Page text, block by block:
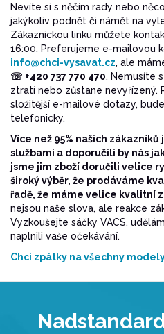
Nevíte si s něčím rady nebo
jakýkoliv podnět či námět na
Zákaznickou linku můžete
16:00. Preferujeme e-mailovou
info@chci-vysavat.cz, ale
☏ +420 737 770 470. Nemusíte
ztratí nebo zůstane nevyřízený.
složitější e-mailové dotazy,
telefonicky.
Více než 95% našich
službami a doporučili by nás
jsme jim zboží doručili velice
široký výběr, že prodáváme
řadě, že máme velice kvalitní
nejsou naše slova, ale reakce
Vyzkoušejte sáčky VACS,
naplnili vaše očekávání.
Chci zpátky na všechny modely